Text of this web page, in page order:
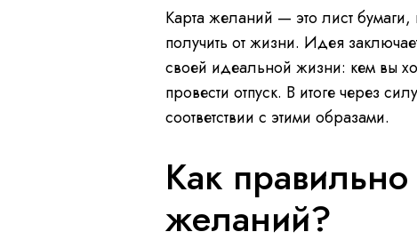
Карта желаний — это лист бумаги,
получить от жизни. Идея
своей идеальной жизни: кем вы
провести отпуск. В итоге через
соответствии с этими образами.
Как правильно
желаний?